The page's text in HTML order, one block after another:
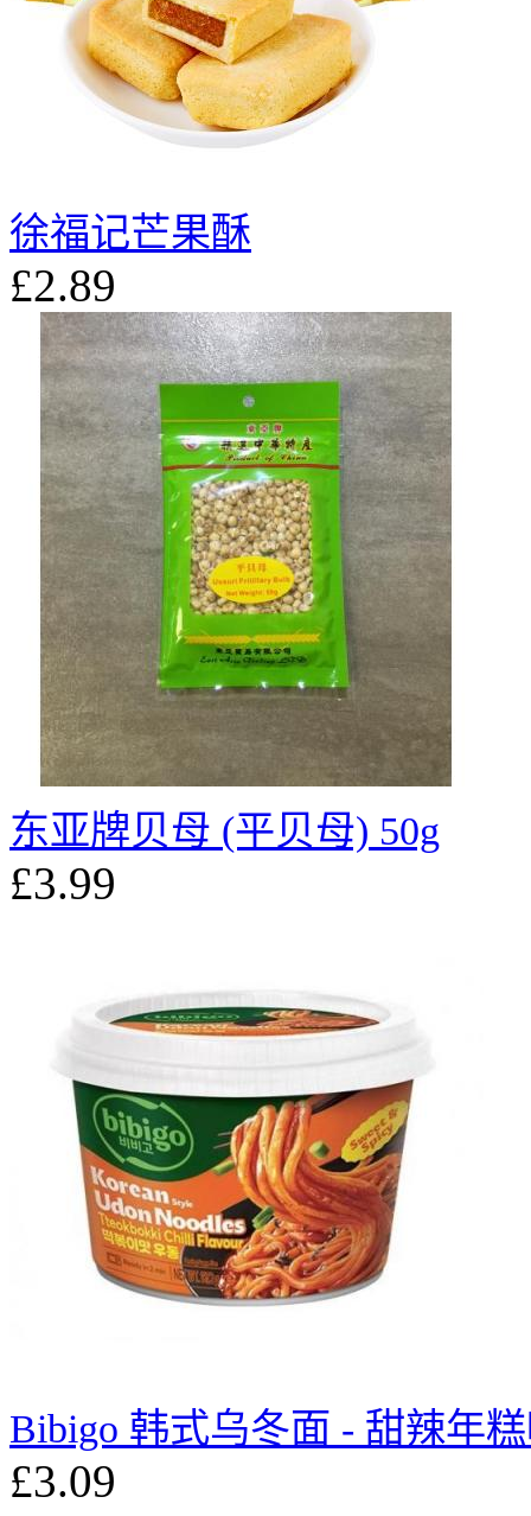
徐福记芒果酥
£2.89
东亚牌贝母 (平贝母) 50g
£3.99
Bibigo 韩式乌冬面 - 甜辣年
£3.09